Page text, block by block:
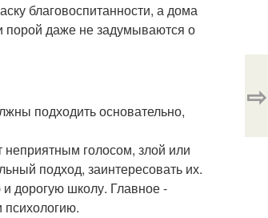
благовоспитанности, а дома
порой даже не задумываются о
подходить основательно,
неприятным голосом, злой или
подход, заинтересовать их.
дорогую школу. Главное -
психологию.
⇨